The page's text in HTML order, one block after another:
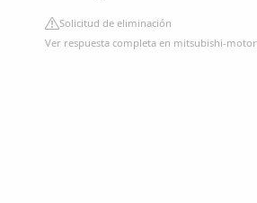
Solicitud de eliminación
Ver respuesta completa en mitsubishi-